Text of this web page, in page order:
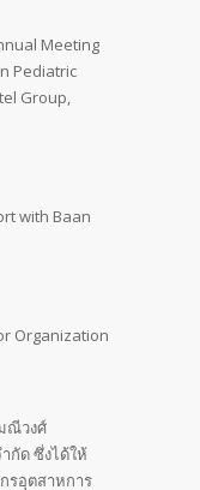
Meeting
Pediatric
Group,
with Baan
Organization
ณีวงศ์
กัด ซึ่งได้ให้
รอุตสาหการ